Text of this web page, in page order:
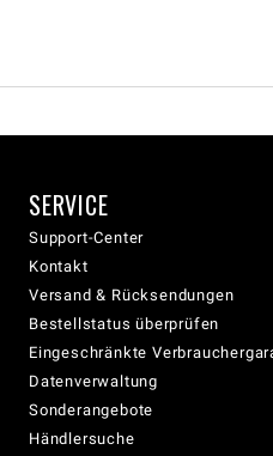
SERVICE
Support-Center
Kontakt
Versand & Rücksendungen
Bestellstatus überprüfen
Eingeschränkte
Datenverwaltung
Sonderangebote
Händlersuche